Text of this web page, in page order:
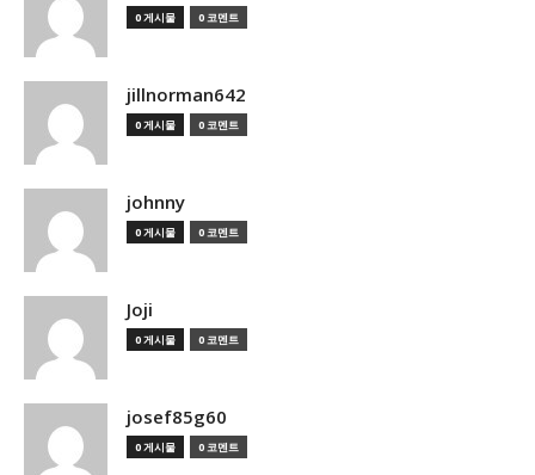
0 게시물 0 코멘트
jillnorman642
0 게시물 0 코멘트
johnny
0 게시물 0 코멘트
Joji
0 게시물 0 코멘트
josef85g60
0 게시물 0 코멘트